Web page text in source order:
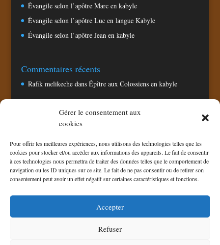
Gérer le consentement aux
cookies
Pour offrir les meilleures expériences, nous utilisons des technologies telles que les
cookies pour stocker et/ou accéder aux informations des appareils. Le fait de consentir
à ces technologies nous permettra de traiter des données telles que le comportement de
navigation ou les ID uniques sur ce site. Le fait de ne pas consentir ou de retirer son
consentement peut avoir un effet négatif sur certaines caractéristiques et fonctions.
Accepter
Refuser
Évangile selon l’apôtre Marc en kabyle
Évangile selon l’apôtre Luc en langue Kabyle
Évangile selon l’apôtre Jean en kabyle
Commentaires récents
Rafik melikechedans Épître aux Colossiens en kabyle
Chaine TV CNA
Politique de confidentialité
Politique de cookies (UE)